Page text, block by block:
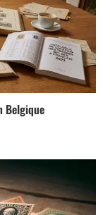
Belgique